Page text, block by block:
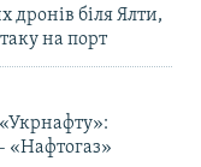
дронів біля Ялти,
на порт
«Нафтогаз»